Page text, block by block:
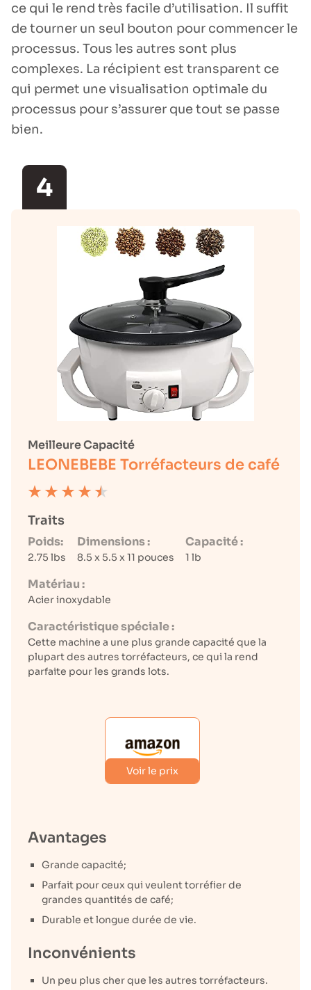
ce qui le rend très facile d’utilisation. Il suffit
de tourner un seul bouton pour commencer le
processus. Tous les autres sont plus
complexes. La récipient est transparent ce
qui permet une visualisation optimale du
processus pour s’assurer que tout se passe
bien.
4
Meilleure Capacité
LEONEBEBE Torréfacteurs de café
Traits
Poids:
2.75 lbs
Dimensions :
8.5 x 5.5 x 11 pouces
Capacité :
1 lb
Matériau :
Acier inoxydable
Caractéristique spéciale :
Cette machine a une plus grande capacité que la
plupart des autres torréfacteurs, ce qui la rend
parfaite pour les grands lots.
Voir le prix
Avantages
Grande capacité;
Parfait pour ceux qui veulent torréfier de
grandes quantités de café;
Durable et longue durée de vie.
Inconvénients
Un peu plus cher que les autres torréfacteurs.